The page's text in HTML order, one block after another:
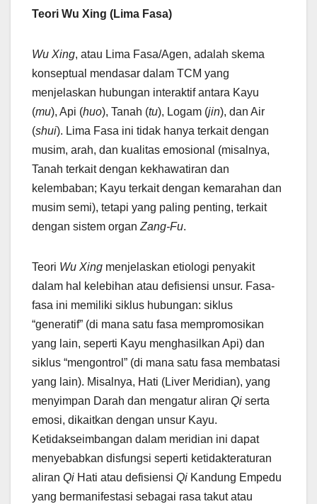
Teori Wu Xing (Lima Fasa)
Wu Xing, atau Lima Fasa/Agen, adalah skema
konseptual mendasar dalam TCM yang
menjelaskan hubungan interaktif antara Kayu
(mu), Api (huo), Tanah (tu), Logam (jin), dan Air
(shui). Lima Fasa ini tidak hanya terkait dengan
musim, arah, dan kualitas emosional (misalnya,
Tanah terkait dengan kekhawatiran dan
kelembaban; Kayu terkait dengan kemarahan dan
musim semi), tetapi yang paling penting, terkait
dengan sistem organ Zang-Fu.
Teori Wu Xing menjelaskan etiologi penyakit
dalam hal kelebihan atau defisiensi unsur. Fasa-
fasa ini memiliki siklus hubungan: siklus
“generatif” (di mana satu fasa mempromosikan
yang lain, seperti Kayu menghasilkan Api) dan
siklus “mengontrol” (di mana satu fasa membatasi
yang lain). Misalnya, Hati (Liver Meridian), yang
menyimpan Darah dan mengatur aliran Qi serta
emosi, dikaitkan dengan unsur Kayu.
Ketidakseimbangan dalam meridian ini dapat
menyebabkan disfungsi seperti ketidakteraturan
aliran Qi Hati atau defisiensi Qi Kandung Empedu
yang bermanifestasi sebagai rasa takut atau